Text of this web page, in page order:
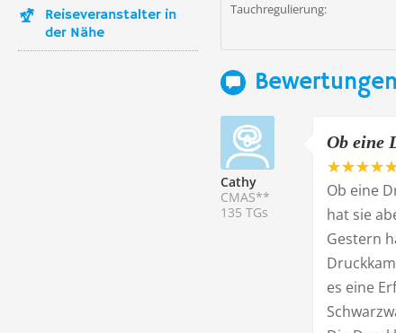
Reiseveranstalter in
der Nähe
Tauchregulierung:
Cathy
CMAS**
135 TGs
Ob eine
Ob eine
hat sie
Gestern
es eine